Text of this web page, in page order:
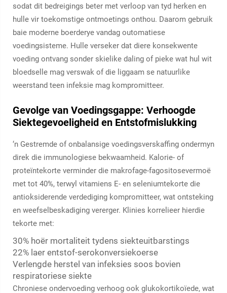
sodat dit bedreigings beter met verloop van tyd herken en
hulle vir toekomstige ontmoetings onthou. Daarom gebruik
baie moderne boerderye vandag outomatiese
voedingsisteme. Hulle verseker dat diere konsekwente
voeding ontvang sonder skielike daling of pieke wat hul wit
bloedselle mag verswak of die liggaam se natuurlike
weerstand teen infeksie mag kompromitteer.
Gevolge van Voedingsgappe: Verhoogde
Siektegevoeligheid en Entstofmislukking
‘n Gestremde of onbalansige voedingsverskaffing ondermyn
direk die immunologiese bekwaamheid. Kalorie- of
proteïntekorte verminder die makrofage-fagositosevermoë
met tot 40%, terwyl vitamiens E- en seleniumtekorte die
antioksiderende verdediging kompromitteer, wat ontsteking
en weefselbeskadiging vererger. Klinies korrelieer hierdie
tekorte met:
30% hoër mortaliteit tydens siekteuitbarstings
22% laer entstof-serokonversiekoerse
Verlengde herstel van infeksies soos bovien
respiratoriese siekte
Chroniese ondervoeding verhoog ook glukokortikoïede, wat